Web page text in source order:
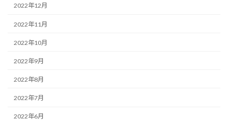
2022年12月
2022年11月
2022年10月
2022年9月
2022年8月
2022年7月
2022年6月